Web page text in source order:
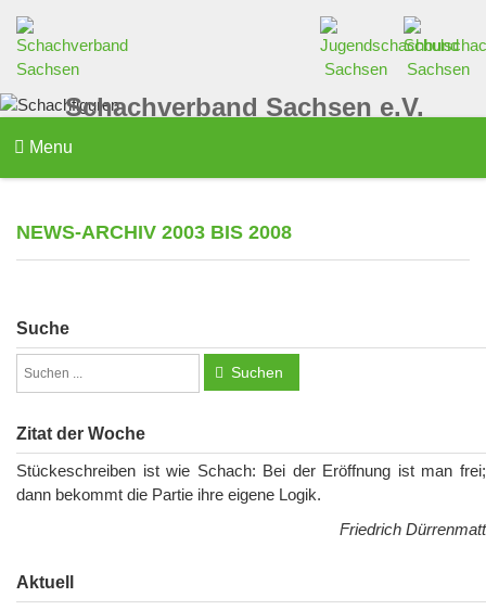
Schachverband Sachsen e.V.
Menu
NEWS-ARCHIV 2003 BIS 2008
Suche
Suchen
Zitat der Woche
Stückeschreiben ist wie Schach: Bei der Eröffnung ist man frei;
dann bekommt die Partie ihre eigene Logik.
Friedrich Dürrenmatt
Aktuell